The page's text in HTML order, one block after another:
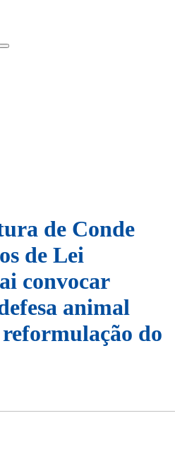
de Conde
de Lei
convocar
animal
do